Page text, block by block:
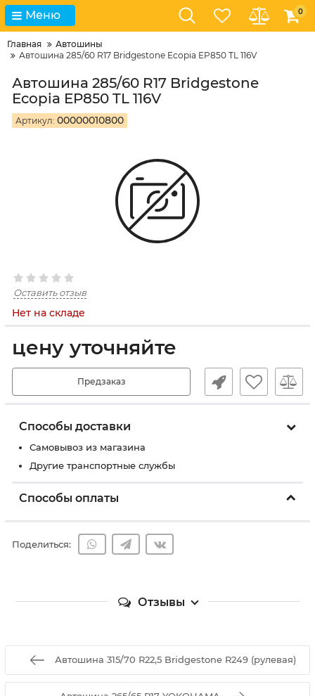
Меню 0
Главная
Автошины
Автошина 285/60 R17 Bridgestone Ecopia EP850 TL 116V
Автошина 285/60 R17 Bridgestone
Ecopia EP850 TL 116V
Артикул: 00000010800
Оставить отзыв
Нет на складе
цену уточняйте
Предзаказ
Способы доставки
Самовывоз из магазина
Другие транспортные службы
Способы оплаты
Поделиться:
Отзывы
Автошина 315/70 R22,5 Bridgestone R249 (рулевая)